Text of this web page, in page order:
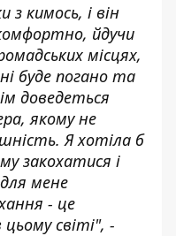
з кимось, і він
йдучи
місцях,
буде погано та
доведеться
якому не
Я хотіла б
закохатися і
мене
- це
світі", -